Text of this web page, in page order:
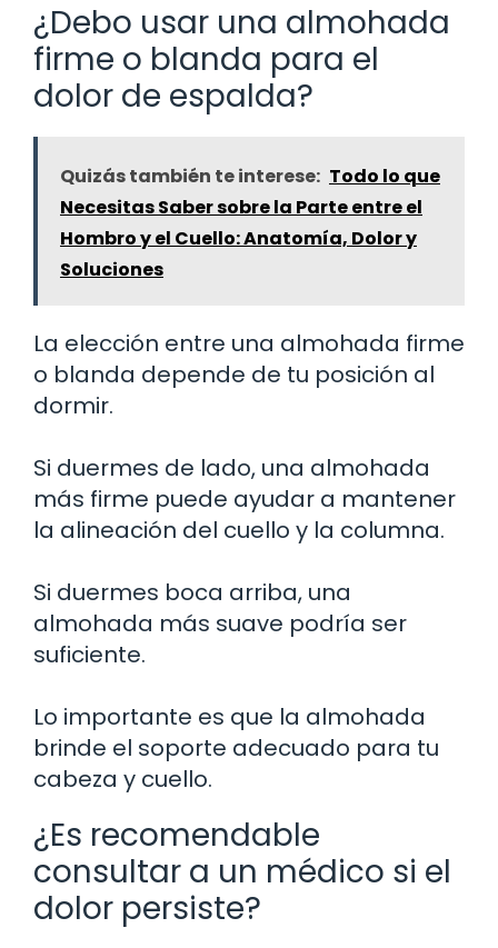
¿Debo usar una almohada
firme o blanda para el
dolor de espalda?
Quizás también te interese: Todo lo que
Necesitas Saber sobre la Parte entre el
Hombro y el Cuello: Anatomía, Dolor y
Soluciones
La elección entre una almohada firme
o blanda depende de tu posición al
dormir.
Si duermes de lado, una almohada
más firme puede ayudar a mantener
la alineación del cuello y la columna.
Si duermes boca arriba, una
almohada más suave podría ser
suficiente.
Lo importante es que la almohada
brinde el soporte adecuado para tu
cabeza y cuello.
¿Es recomendable
consultar a un médico si el
dolor persiste?